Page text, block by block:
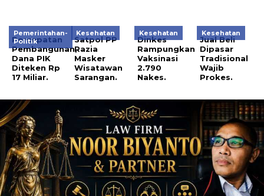
Pemerintahan-
Politik
Percepatan
Pembangunan,
Dana PIK
Diteken Rp
17 Miliar.
Kesehatan
Satpol PP
Razia
Masker
Wisatawan
Sarangan.
Kesehatan
Dinkes
Rampungkan
Vaksinasi
2.790
Nakes.
Kesehatan
Jual Beli
Dipasar
Tradisional
Wajib
Prokes.